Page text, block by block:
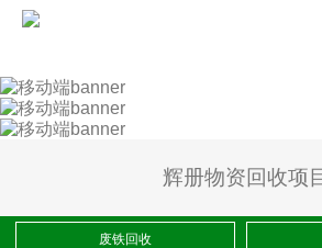
辉册物资回收项
废铁回收